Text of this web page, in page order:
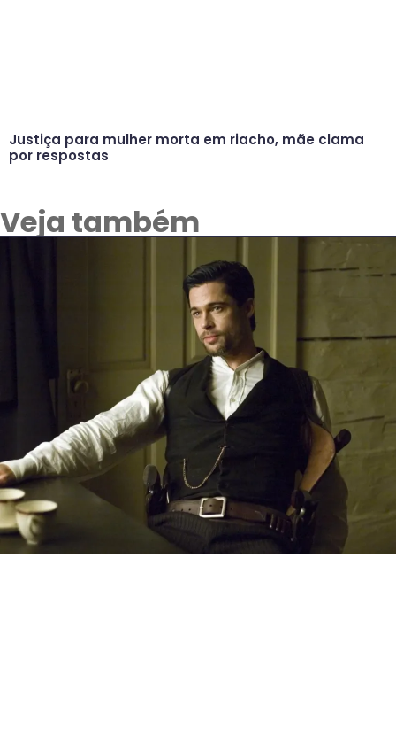
Justiça para mulher morta em riacho, mãe clama
por respostas
Veja também